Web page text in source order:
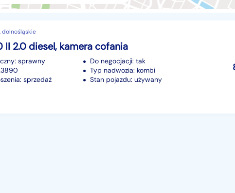
dolnośląskie
II 2.0 diesel, kamera cofania
sprawny
sprzedaż
Do negocjacji: tak
Typ nadwozia: kombi
Stan pojazdu: używany